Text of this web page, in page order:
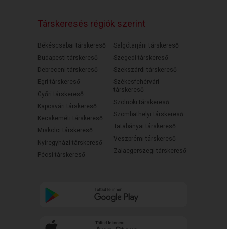
Társkeresés régiók szerint
Békéscsabai társkereső
Budapesti társkereső
Debreceni társkereső
Egri társkereső
Győri társkereső
Kaposvári társkereső
Kecskeméti társkereső
Miskolci társkereső
Nyíregyházi társkereső
Pécsi társkereső
Salgótarjáni társkereső
Szegedi társkereső
Szekszárdi társkereső
Székesfehérvári
társkereső
Szolnoki társkereső
Szombathelyi társkereső
Tatabányai társkereső
Veszprémi társkereső
Zalaegerszegi társkereső